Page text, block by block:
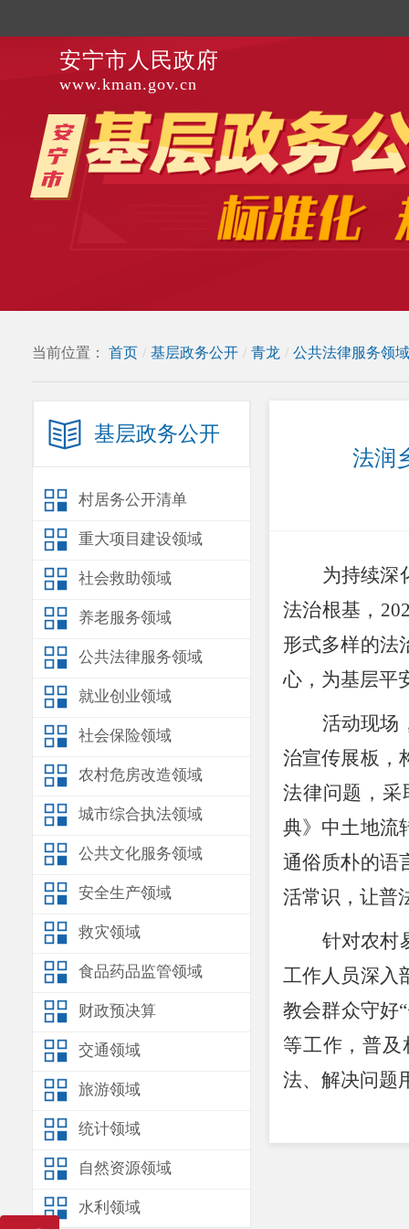
安宁市人民政府
www.kman.gov.cn
当前位置： 首页 / 基层政务公开 / 青龙 / 公共法律服务领域
基层政务公开
村居务公开清单
重大项目建设领域
社会救助领域
养老服务领域
公共法律服务领域
就业创业领域
社会保险领域
农村危房改造领域
城市综合执法领域
公共文化服务领域
安全生产领域
救灾领域
食品药品监管领域
财政预决算
交通领域
旅游领域
统计领域
自然资源领域
水利领域
法润
为持续深
法治根基，
形式多样的法
心，为基层平
活动现场
治宣传展板，
法律问题，采
典》中土地流
通俗质朴的语
活常识，让普
针对农村
工作人员深入
教会群众守好“
等工作，普及
法、解决问题